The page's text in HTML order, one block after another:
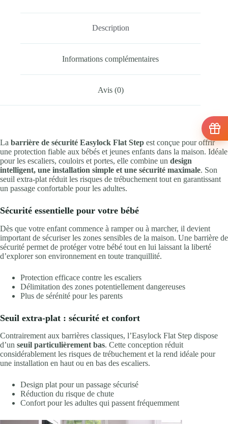
Description
Informations complémentaires
Avis (0)
La barrière de sécurité Easylock Flat Step est conçue pour offrir
une protection fiable aux bébés et jeunes enfants dans la maison. Idéale
pour les escaliers, couloirs et portes, elle combine un design
intelligent, une installation simple et une sécurité maximale. Son
seuil extra-plat réduit les risques de trébuchement tout en garantissant
un passage confortable pour les adultes.
Sécurité essentielle pour votre bébé
Dès que votre enfant commence à ramper ou à marcher, il devient
important de sécuriser les zones sensibles de la maison. Une barrière de
sécurité permet de protéger votre bébé tout en lui laissant la liberté
d’explorer son environnement en toute tranquillité.
Protection efficace contre les escaliers
Délimitation des zones potentiellement dangereuses
Plus de sérénité pour les parents
Seuil extra-plat : sécurité et confort
Contrairement aux barrières classiques, l’Easylock Flat Step dispose
d’un seuil particulièrement bas. Cette conception réduit
considérablement les risques de trébuchement et la rend idéale pour
une installation en haut ou en bas des escaliers.
Design plat pour un passage sécurisé
Réduction du risque de chute
Confort pour les adultes qui passent fréquemment